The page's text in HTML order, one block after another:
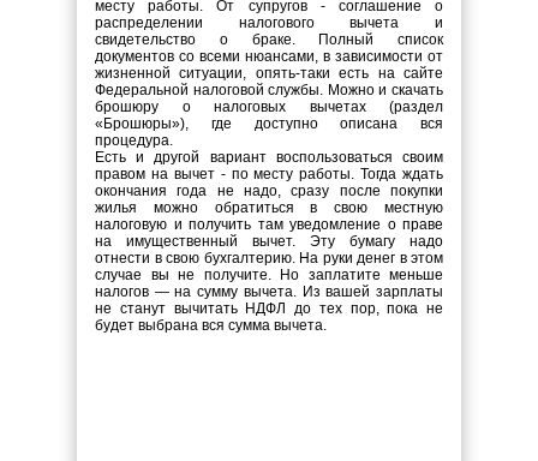
месту работы. От супругов - соглашение о
распределении налогового вычета и
свидетельство о браке. Полный список
документов со всеми нюансами, в зависимости от
жизненной ситуации, опять-таки есть на сайте
Федеральной налоговой службы. Можно и скачать
брошюру о налоговых вычетах (раздел
«Брошюры»), где доступно описана вся
процедура.
Есть и другой вариант воспользоваться своим
правом на вычет - по месту работы. Тогда ждать
окончания года не надо, сразу после покупки
жилья можно обратиться в свою местную
налоговую и получить там уведомление о праве
на имущественный вычет. Эту бумагу надо
отнести в свою бухгалтерию. На руки денег в этом
случае вы не получите. Но заплатите меньше
налогов — на сумму вычета. Из вашей зарплаты
не станут вычитать НДФЛ до тех пор, пока не
будет выбрана вся сумма вычета.